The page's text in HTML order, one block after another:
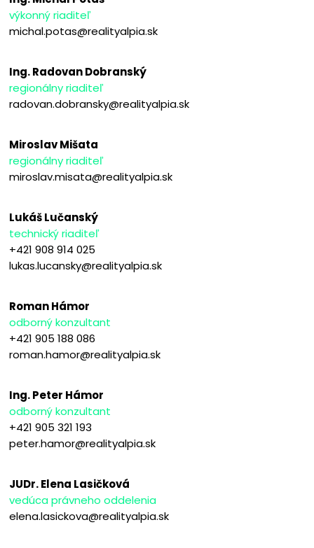
výkonný riaditeľ
michal.potas@realityalpia.sk
Ing. Radovan Dobranský
regionálny riaditeľ
radovan.dobransky@realityalpia.sk
Miroslav Mišata
regionálny riaditeľ
miroslav.misata@realityalpia.sk
Lukáš Lučanský
technický riaditeľ
+421 908 914 025
lukas.lucansky@realityalpia.sk
Roman Hámor
odborný konzultant
+421 905 188 086
roman.hamor@realityalpia.sk
Ing. Peter Hámor
odborný konzultant
+421 905 321 193
peter.hamor@realityalpia.sk
JUDr. Elena Lasičková
vedúca právneho oddelenia
elena.lasickova@realityalpia.sk